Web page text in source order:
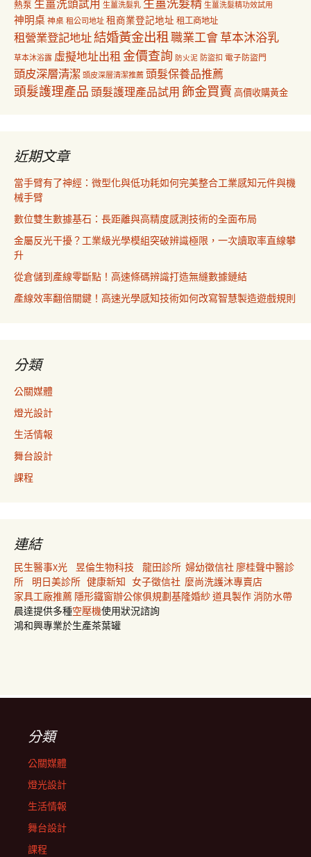
熱泵 生薑洗頭試用 生薑洗髮乳 生薑洗髮精 生薑洗髮精功效試用
神明桌 神桌 租公司地址 租商業登記地址 租工商地址
租營業登記地址結婚黃金出租職業工會草本沐浴乳
草本沐浴露 虛擬地址出租 金價查詢 防火泥 防盜扣 電子防盜門
頭皮深層清潔 頭皮深層清潔推薦 頭髮保養品推薦
頭髮護理產品 頭髮護理產品試用 飾金買賣 高價收購黃金
近期文章
當手臂有了神經：微型化與低功耗如何完美整合工業感知元件與機
械手臂
數位雙生數據基石：長距離與高精度感測技術的全面布局
金屬反光干擾？工業級光學模組突破辨識極限，一次讀取率直線攀
升
從倉儲到產線零斷點！高速條碼辨識打造無縫數據鏈結
產線效率翻倍關鍵！高速光學感知技術如何改寫智慧製造遊戲規則
分類
公關媒體
燈光設計
生活情報
舞台設計
課程
連結
民生醫事X光 昱倫生物科技 龍田診所 婦幼徵信社 廖桂聲中醫診
所
明日美診所 健康新知 女子徵信社 麼尚洗護沐專賣店
家具工廠推薦 隱形鐵窗辦公傢俱規劃基隆婚紗道具製作消防水帶
晨達提供多種空壓機使用狀況諮詢
鴻和興專業於生產茶葉罐
分類
公關媒體
燈光設計
生活情報
舞台設計
課程